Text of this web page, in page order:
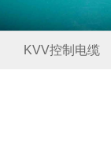
KVV控制电缆